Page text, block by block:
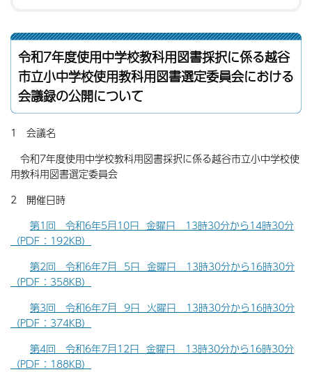
令和7年度使用中学校教科用図書採択に係る越谷
市立小中学校使用教科用図書選定委員会における
会議録の公開について
1 会議名
令和7年度使用中学校教科用図書採択に係る越谷市立小中学校使
用教科用図書選定委員会
2 開催日時
第1回 令和6年5月10日 金曜日 13時30分から14時30分
（PDF：192KB）
第2回 令和6年7月 5日 金曜日 13時30分から16時30分
（PDF：358KB）
第3回 令和6年7月 9日 火曜日 13時30分から16時30分
（PDF：374KB）
第4回 令和6年7月12日 金曜日 13時30分から16時30分
（PDF：188KB）